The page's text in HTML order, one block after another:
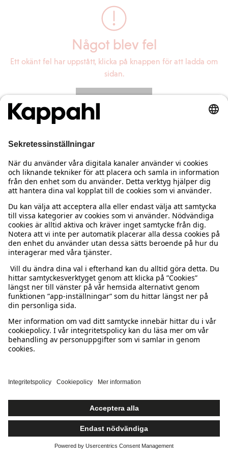
Något blev fel
Ett okänt fel har uppstått, klicka på knappen för att ladda om
sidan.